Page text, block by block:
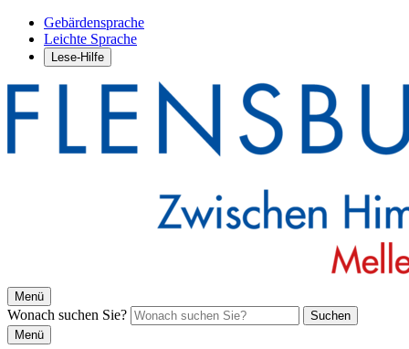
Gebärdensprache
Leichte Sprache
Lese-Hilfe
Menü
Wonach suchen Sie?
Suchen
Menü